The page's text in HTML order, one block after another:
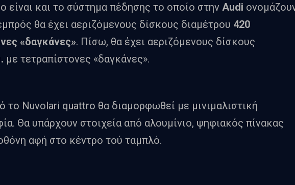
είναι και το σύστημα πέδησης το οποίο στην Audi
θα έχει αεριζόμενους δίσκους διαμέτρου 420
«δαγκάνες». Πίσω, θα έχει αεριζόμενους δίσκους
με τετραπίστονες «δαγκάνες».
το Nuvolari quattro θα διαμορφωθεί με μινιμαλιστική
Θα υπάρχουν στοιχεία από αλουμίνιο, ψηφιακός πίνακας
αφή στο κέντρο τού ταμπλό.